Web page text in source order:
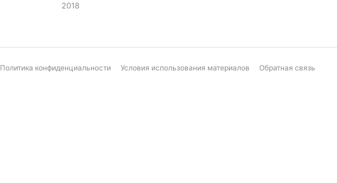
2018
Политика конфиденциальности Условия использования материалов Обратная связь